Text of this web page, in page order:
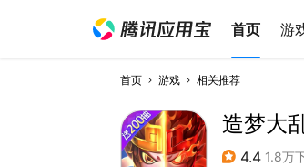
首页 游
首页 游戏 相关推荐
造梦大
4.4 1.8万